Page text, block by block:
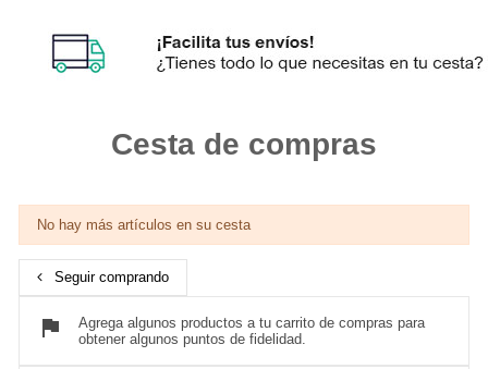
Cesta de compras
No hay más artículos en su cesta
Seguir comprando
flag
Agrega algunos productos a tu carrito de compras para
obtener algunos puntos de fidelidad.